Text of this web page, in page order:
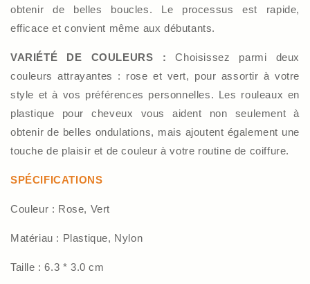
obtenir de belles boucles. Le processus est rapide,
efficace et convient même aux débutants.
VARIÉTÉ DE COULEURS :Choisissez parmi deux
couleurs attrayantes : rose et vert, pour assortir à votre
style et à vos préférences personnelles. Les rouleaux en
plastique pour cheveux vous aident non seulement à
obtenir de belles ondulations, mais ajoutent également une
touche de plaisir et de couleur à votre routine de coiffure.
SPÉCIFICATIONS
Couleur : Rose, Vert
Matériau : Plastique, Nylon
Taille : 6.3 * 3.0 cm